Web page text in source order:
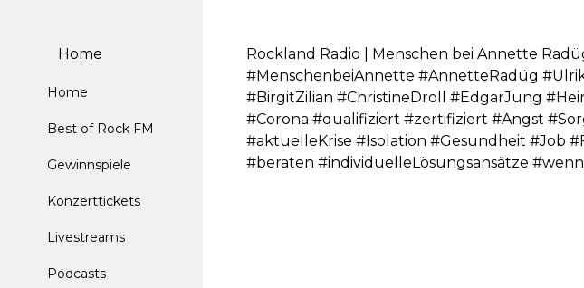
Home
Home
Best of Rock FM
Gewinnspiele
Konzerttickets
Livestreams
Podcasts
Rockland Radio | Menschen bei Annette
#MenschenbeiAnnette #AnnetteRadüg
#BirgitZilian #ChristineDroll #EdgarJung
#Corona #qualifiziert #zertifiziert #Angst
#aktuelleKrise #Isolation #Gesundheit #Job
#beraten #individuelleLösungsansätze